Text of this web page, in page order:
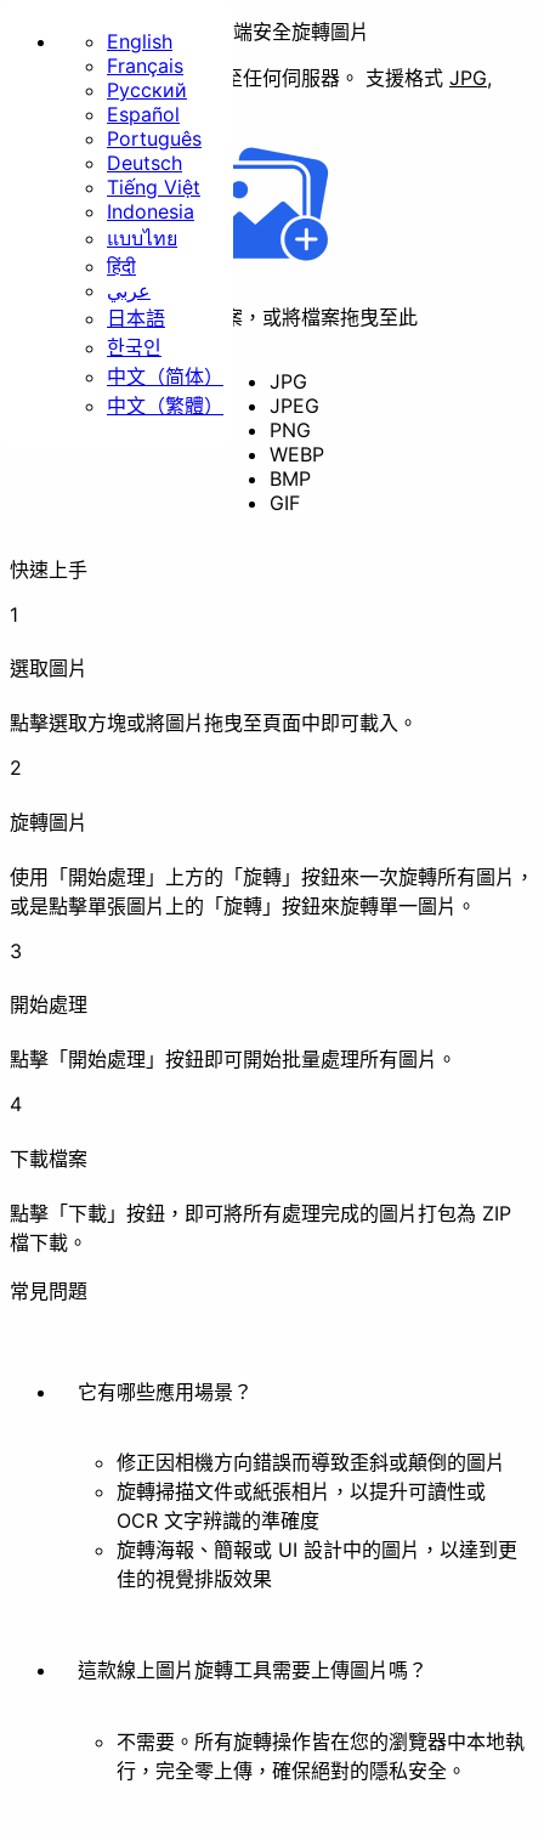
調整尺寸 裁剪
增強
壓縮 畫質提升
動畫
美化
其他
去背
在本地端安全旋轉圖片
批量旋轉圖片，無需上傳至任何伺服器。 支援格式 JPG,
WEBP,BMP,GIF
點擊選擇檔案，或將檔案拖曳至此
JPG
JPEG
PNG
WEBP
BMP
GIF
快速上手
1
選取圖片
點擊選取方塊或將圖片拖曳至頁面中即可載入。
2
旋轉圖片
使用「開始處理」上方的「旋轉」按鈕來一次旋轉所有圖片，
或是點擊單張圖片上的「旋轉」按鈕來旋轉單一圖片。
3
開始處理
點擊「開始處理」按鈕即可開始批量處理所有圖片。
4
下載檔案
點擊「下載」按鈕，即可將所有處理完成的圖片打包為 ZIP
檔下載。
常見問題
它有哪些應用場景？
修正因相機方向錯誤而導致歪斜或顛倒的圖片
旋轉掃描文件或紙張相片，以提升可讀性或
OCR 文字辨識的準確度
旋轉海報、簡報或 UI 設計中的圖片，以達到更
佳的視覺排版效果
這款線上圖片旋轉工具需要上傳圖片嗎？
不需要。所有旋轉操作皆在您的瀏覽器中本地執
行，完全零上傳，確保絕對的隱私安全。
English
Français
Русский
Español
Português
Deutsch
Tiếng Việt
Indonesia
แบบไทย
हिंदी
عربي
日本語
한국인
中文（简体）
中文（繁體）